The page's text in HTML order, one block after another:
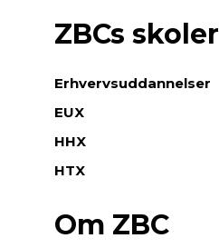
ZBCs skoler
Erhvervsuddannelser
EUX
HHX
HTX
Om ZBC